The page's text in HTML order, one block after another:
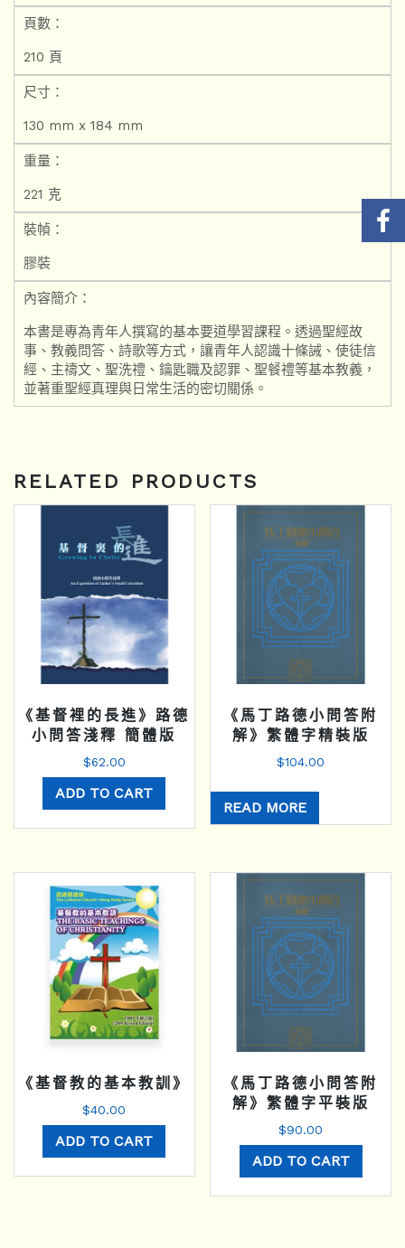
頁數：
210 頁
尺寸：
130 mm x 184 mm
重量：
221 克
裝幀：
膠裝
內容簡介：
本書是專為青年人撰寫的基本要道學習課程。透過聖經故
事、教義問答、詩歌等方式，讓青年人認識十條誡、使徒信
經、主禱文、聖洗禮、鑰匙職及認罪、聖餐禮等基本教義，
並著重聖經真理與日常生活的密切關係。
RELATED PRODUCTS
《基督裡的長進》路德
小問答淺釋 簡體版
$62.00
ADD TO CART
《馬丁路德小問答附
解》繁體字精裝版
$104.00
READ MORE
《基督教的基本教訓》
$40.00
ADD TO CART
《馬丁路德小問答附
解》繁體字平裝版
$90.00
ADD TO CART